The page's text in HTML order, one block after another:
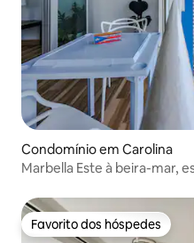
Condomínio em Carolina
Marbella Este à beira-mar,
Favorito dos hóspedes
Favorito dos hóspedes